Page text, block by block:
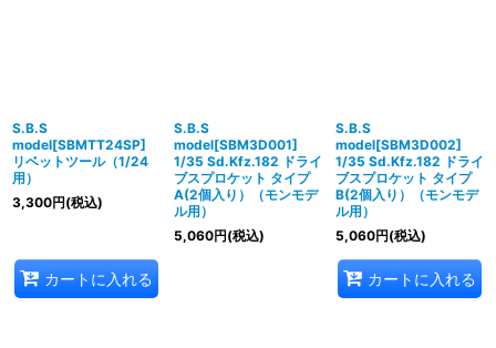
S.B.S
model[SBMTT24SP]
リベットツール（1/24
用）
3,300円(税込)
カートに入れる
S.B.S
model[SBM3D001]
1/35 Sd.Kfz.182 ドライ
ブスプロケット タイプ
A(2個入り）（モンモデ
ル用）
5,060円(税込)
S.B.S
model[SBM3D002]
1/35 Sd.Kfz.182 ドライ
ブスプロケット タイプ
B(2個入り）（モンモデ
ル用）
5,060円(税込)
カートに入れる